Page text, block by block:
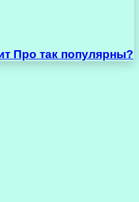
Про так популярны?